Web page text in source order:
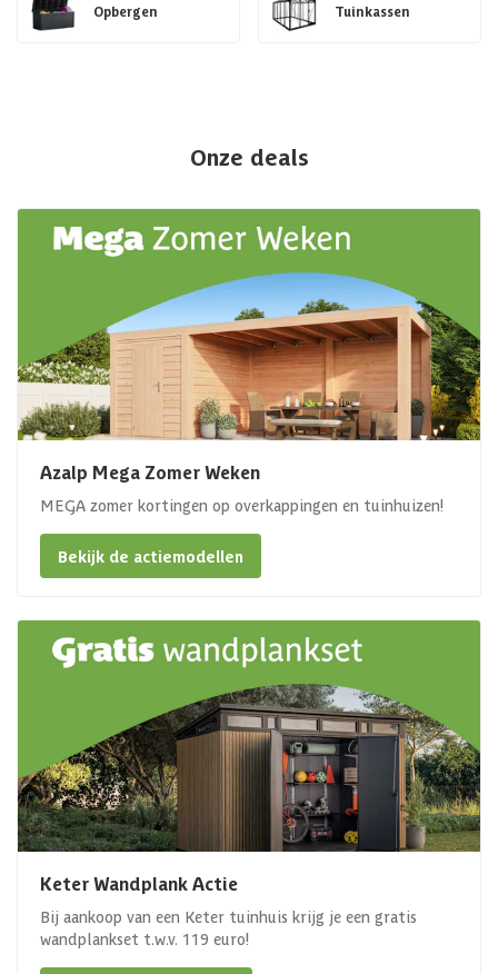
Opbergen Tuinkassen
Onze deals
Azalp Mega Zomer Weken
MEGA zomer kortingen op overkappingen en tuinhuizen!
Bekijk de actiemodellen
Keter Wandplank Actie
Bij aankoop van een Keter tuinhuis krijg je een gratis
wandplankset t.w.v. 119 euro!